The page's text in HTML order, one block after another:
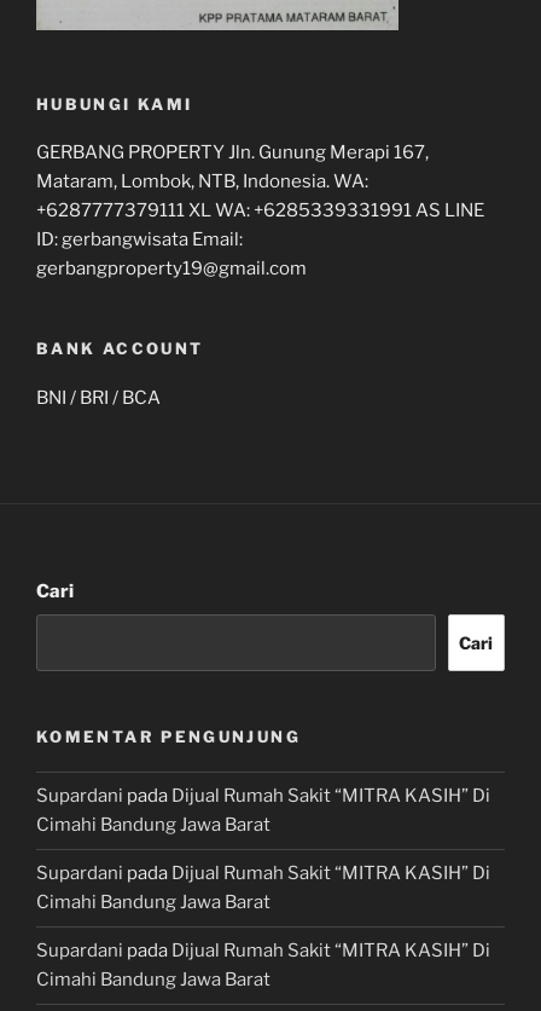
HUBUNGI KAMI
GERBANG PROPERTY Jln. Gunung Merapi 167,
Mataram, Lombok, NTB, Indonesia. WA:
+6287777379111 XL WA: +6285339331991 AS LINE
ID: gerbangwisata Email:
gerbangproperty19@gmail.com
BANK ACCOUNT
BNI / BRI / BCA
Cari
Cari
KOMENTAR PENGUNJUNG
Supardani pada Dijual Rumah Sakit “MITRA KASIH” Di
Cimahi Bandung Jawa Barat
Supardani pada Dijual Rumah Sakit “MITRA KASIH” Di
Cimahi Bandung Jawa Barat
Supardani pada Dijual Rumah Sakit “MITRA KASIH” Di
Cimahi Bandung Jawa Barat